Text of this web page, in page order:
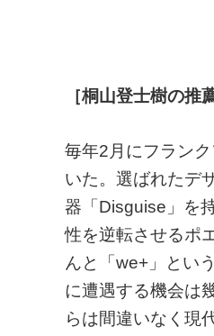
［桐山登士樹の推
毎年2月にフラン
いた。選ばれたデ
器「Disguise」を
性を逆転させるポ
んと「we+」とい
に遭遇する機会は
らは間違いなく現